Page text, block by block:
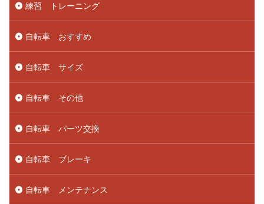
練習 トレーニング
自転車 おすすめ
自転車 サイズ
自転車 その他
自転車 パーツ交換
自転車 ブレーキ
自転車 メンテナンス